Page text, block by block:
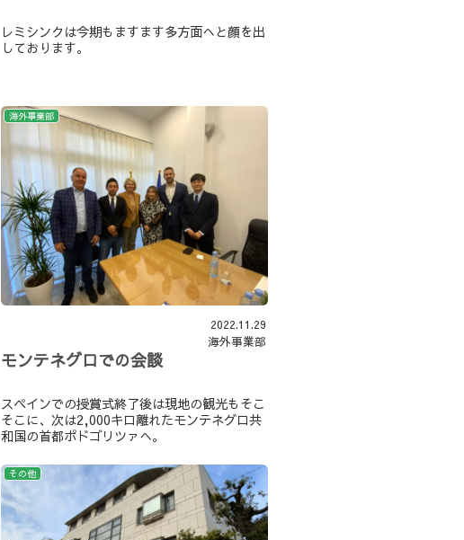
レミシンクは今期もますます多方面へと顔を出
しております。
海外事業部
2022.11.29
海外事業部
モンテネグロでの会談
スペインでの授賞式終了後は現地の観光もそこ
そこに、次は2,000キロ離れたモンテネグロ共
和国の首都ポドゴリツァへ。
その他